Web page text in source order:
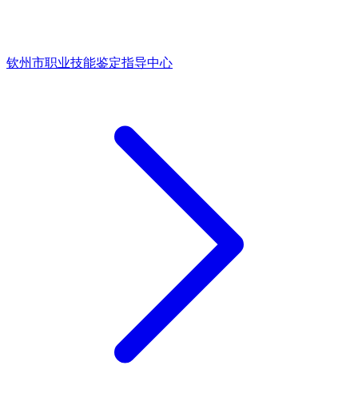
钦州市职业技能鉴定指导中心